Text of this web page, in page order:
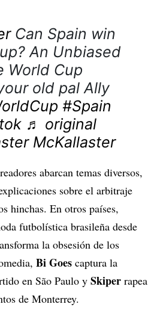
Can Spain win
An Unbiased
World Cup
old pal Ally
#Spain
♬ original
McKallaster
abarcan temas diversos,
sobre el arbitraje
hinchas. En otros países,
futbolística brasileña desde
la obsesión de los
Bi Goes captura la
en São Paulo y Skiper rapea
de Monterrey.